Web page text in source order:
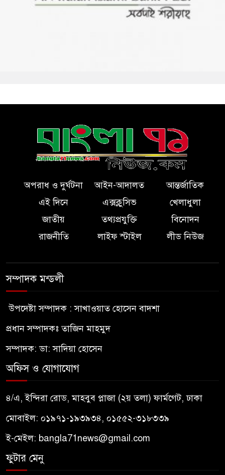
অপরাধ ও দুর্ঘটনা আইন-আদালত
আন্তর্জাতিক
এই দিনে
এক্সক্লুসিভ
খেলাধুলা
জাতীয়
তথ্যপ্রযুক্তি
বিনোদন
রাজনীতি
লাইফ স্টাইল লীড নিউজ
সম্পাদক মন্ডলী
উপদেষ্টা সম্পাদক : সাখাওয়াত হোসেন বাদশা
প্রধান সম্পাদকঃ তাজিন মাহমুদ
সম্পাদক: ডা: সাদিয়া হোসেন
অফিস ও যোগাযোগ
৪/এ, ইন্দিরা রোড, মাহবুব প্লাজা (২য় তলা) ফার্মগেট, ঢাকা
মোবাইল: ০১৯৭১-১৯৩৯৩৪, ০১৫৫২-৩১৮৩৩৯
ই-মেইল: bangla71news@gmail.com
ফুটার মেনু